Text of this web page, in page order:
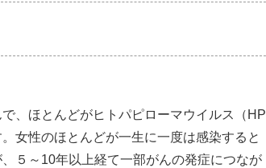
、ほとんどがヒトパピローマウイルス（HP
女性のほとんどが一生に一度は感染すると
５～10年以上経て一部がんの発症につなが